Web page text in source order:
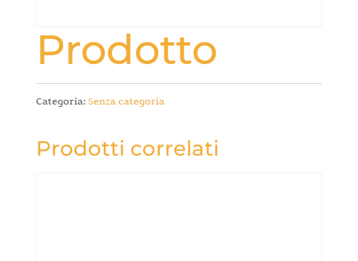
Prodotto
Categoria:Senza categoria
Prodotti correlati